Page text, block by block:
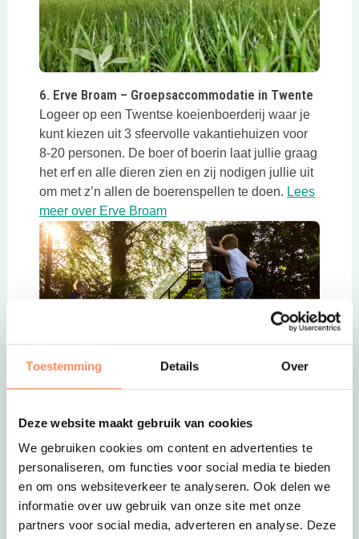
Toestemming Details Over
Deze website maakt gebruik van cookies
We gebruiken cookies om content en advertenties te
personaliseren, om functies voor social media te bieden
en om ons websiteverkeer te analyseren. Ook delen we
informatie over uw gebruik van onze site met onze
partners voor social media, adverteren en analyse. Deze
6. Erve Broam – Groepsaccommodatie in Twente
Logeer op een Twentse koeienboerderij waar je
kunt kiezen uit 3 sfeervolle vakantiehuizen voor
8-20 personen. De boer of boerin laat jullie graag
het erf en alle dieren zien en zij nodigen jullie uit
om met z’n allen de boerenspellen te doen. Lees
meer over Erve BroamDeze link opent in een nieuwe tab
Deze link opent in een nieuwe tab
7. Eiland van Maurik – Groepsaccommodatie in de
Betuwe
Op dit 5-sterren vakantiepark, midden in de
Betuwe, beleef je met 18-20 personen een
geweldige, actieve tijd met elkaar. Er is een o.a.
zwembad, een fantastisch entertainment center